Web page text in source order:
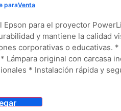
paraVenta
Epson para el proyector
y mantiene la calidad
corporativas o educativas.
Lámpara original con carcasa
* Instalación rápida y